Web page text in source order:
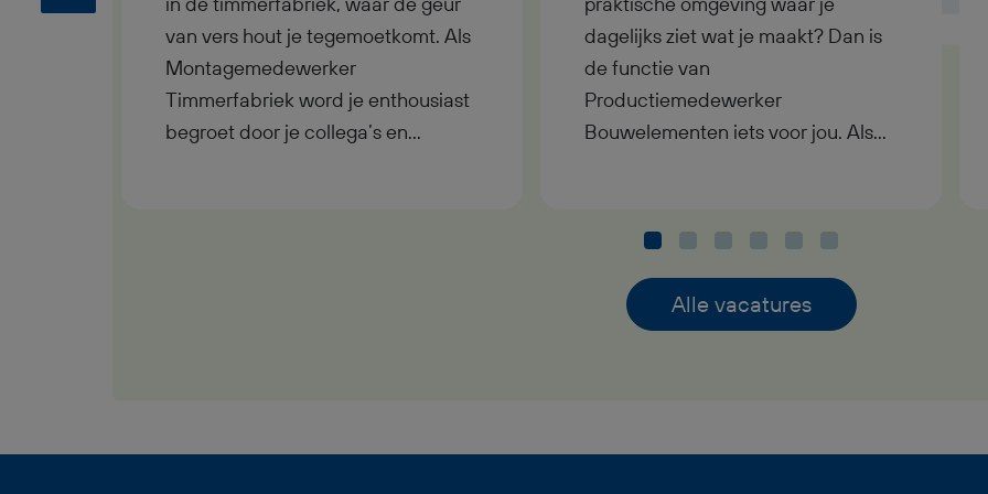
dagelijks ziet wat je maakt? Dan is
de functie van
Productiemedewerker
Bouwelementen iets voor jou. Als
een moderne timmerfabriek in
collega’s houten onderdelen
samenstelt tot complete
in dagdienst en komt terecht in een
van vers hout je tegemoetkomt. Als
Montagemedewerker
Timmerfabriek word je enthousiast
begroet door je collega’s en
locatie kozijnen plaatst, jouw inzet
Alle vacatures